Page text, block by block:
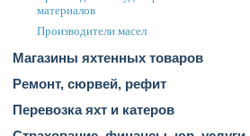
материалов
Производители масел
Магазины яхтенных товаров
Ремонт, сюрвей, рефит
Перевозка яхт и катеров